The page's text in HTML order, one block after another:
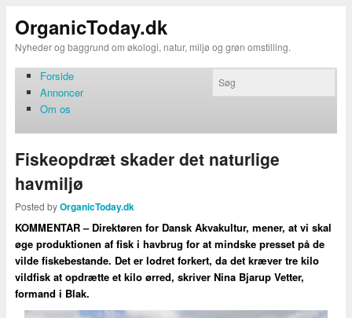
OrganicToday.dk
Nyheder og baggrund om økologi, natur, miljø og grøn omstilling.
Forside
Annoncer
Om os
Fiskeopdræt skader det naturlige
havmiljø
Posted byOrganicToday.dk
KOMMENTAR – Direktøren for Dansk Akvakultur, mener, at vi skal
øge produktionen af fisk i havbrug for at mindske presset på de
vilde fiskebestande. Det er lodret forkert, da det kræver tre kilo
vildfisk at opdrætte et kilo ørred, skriver Nina Bjarup Vetter,
formand i Blak.